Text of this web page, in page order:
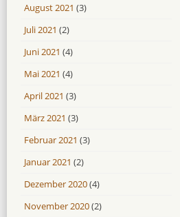
August 2021 (3)
Juli 2021 (2)
Juni 2021 (4)
Mai 2021 (4)
April 2021 (3)
März 2021 (3)
Februar 2021 (3)
Januar 2021 (2)
Dezember 2020(4)
November 2020(2)